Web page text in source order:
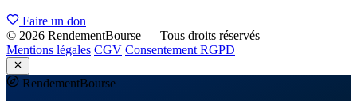
Faire un don
© 2026 RendementBourse — Tous droits réservés
Mentions légales CGV Consentement RGPD
RendementBourse